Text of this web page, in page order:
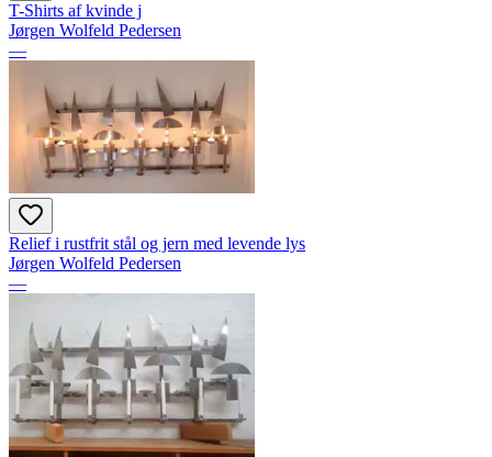
T-Shirts af kvinde j
Jørgen Wolfeld Pedersen
—
Relief i rustfrit stål og jern med levende lys
Jørgen Wolfeld Pedersen
—